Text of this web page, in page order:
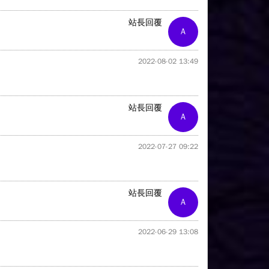
A
站長回覆
2022-08-02 13:49
A
站長回覆
2022-07-27 09:22
A
站長回覆
2022-06-29 13:08